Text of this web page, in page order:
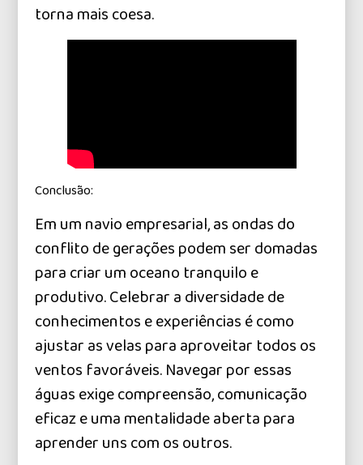
torna mais coesa.
Conclusão:
Em um navio empresarial, as ondas do
conflito de gerações podem ser domadas
para criar um oceano tranquilo e
produtivo. Celebrar a diversidade de
conhecimentos e experiências é como
ajustar as velas para aproveitar todos os
ventos favoráveis. Navegar por essas
águas exige compreensão, comunicação
eficaz e uma mentalidade aberta para
aprender uns com os outros.